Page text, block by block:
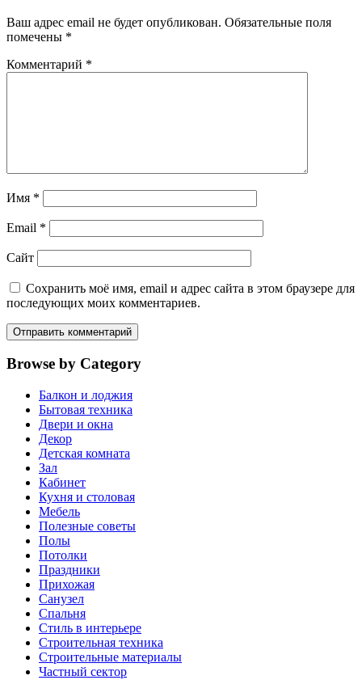
Ваш адрес email не будет опубликован. Обязательные поля
помечены *
Комментарий *
Имя *
Email *
Сайт
Сохранить моё имя, email и адрес сайта в этом браузере для
последующих моих комментариев.
Browse by Category
Балкон и лоджия
Бытовая техника
Двери и окна
Декор
Детская комната
Зал
Кабинет
Кухня и столовая
Мебель
Полезные советы
Полы
Потолки
Праздники
Прихожая
Санузел
Спальня
Стиль в интерьере
Строительная техника
Строительные материалы
Частный сектор